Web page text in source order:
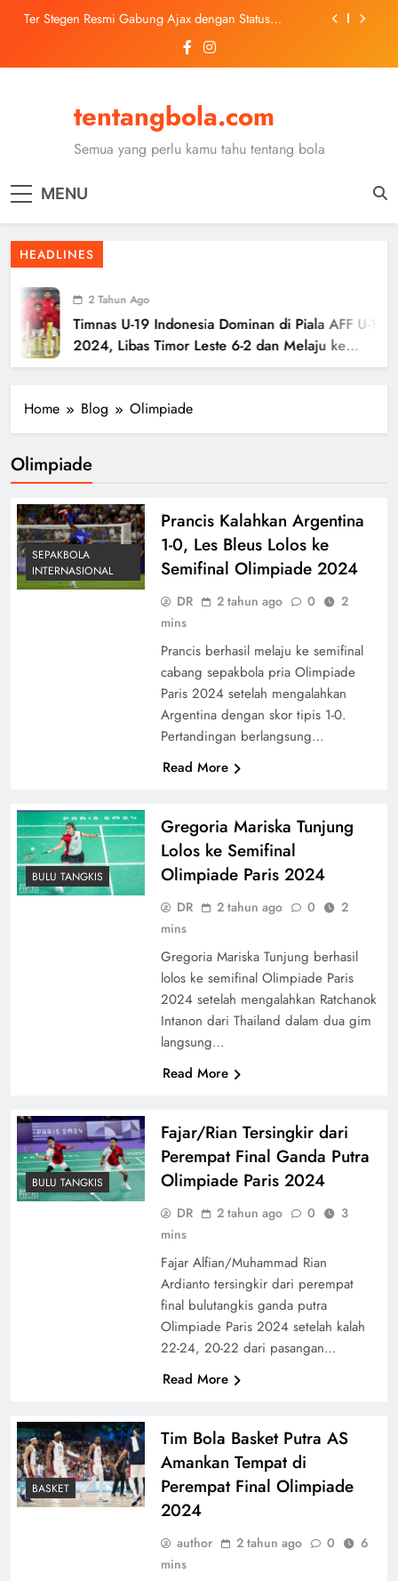
SkipTer Stegen Resmi Gabung Ajax dengan Status
Trabzonspor Mulai Negosiasi Mohamed Salah, Tes
Medis Dijadwalkan 5 Agustus
2026, Siap Tatap Putaran Provinsi
Kerolin Resmi Gabung Barcelona, Transfer
Dilaporkan Pecahkan Rekor Penjualan WSL
Pinjaman dari Barcelona
Trabzonspor Mulai Negosiasi Mohamed Salah, Tes
Medis Dijadwalkan 5 Agustus
Malang United U-13 Juara Piala Soeratin Kota Malang
2026, Siap Tatap Putaran Provinsi
tentangbola.com
Semua yang perlu kamu tahu tentang bola
MENU
HEADLINES
2 Tahun Ago
Timnas U-19 Indonesia Dominan di Piala AFF U-19
2024, Libas Timor Leste 6-2 dan Melaju ke
Semifinal
Home Blog Olimpiade
Olimpiade
SEPAKBOLA
INTERNASIONAL
Prancis Kalahkan Argentina
1-0, Les Bleus Lolos ke
Semifinal Olimpiade 2024
DR 2 tahun ago 0
2
mins
Prancis berhasil melaju ke semifinal
cabang sepakbola pria Olimpiade
Paris 2024 setelah mengalahkan
Argentina dengan skor tipis 1-0.
Pertandingan berlangsung…
Read More
BULU TANGKIS
Gregoria Mariska Tunjung
Lolos ke Semifinal
Olimpiade Paris 2024
DR 2 tahun ago 0
2
mins
Gregoria Mariska Tunjung berhasil
lolos ke semifinal Olimpiade Paris
2024 setelah mengalahkan Ratchanok
Intanon dari Thailand dalam dua gim
langsung…
Read More
BULU TANGKIS
Fajar/Rian Tersingkir dari
Perempat Final Ganda Putra
Olimpiade Paris 2024
DR 2 tahun ago 0
3
mins
Fajar Alfian/Muhammad Rian
Ardianto tersingkir dari perempat
final bulutangkis ganda putra
Olimpiade Paris 2024 setelah kalah
22-24, 20-22 dari pasangan…
Read More
BASKET
Tim Bola Basket Putra AS
Amankan Tempat di
Perempat Final Olimpiade
2024
author 2 tahun ago 0
6
mins